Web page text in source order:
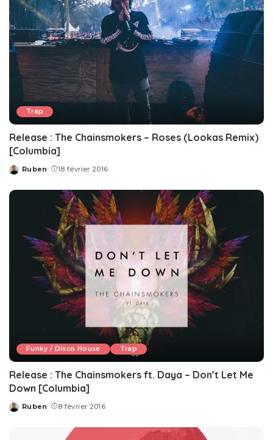
Trap
Release : The Chainsmokers – Roses (Lookas Remix)
[Columbia]
Posted
Ruben 18 février 2016
Funky / Disco House Trap
Release : The Chainsmokers ft. Daya – Don’t Let Me
Down [Columbia]
Posted
Ruben 8 février 2016